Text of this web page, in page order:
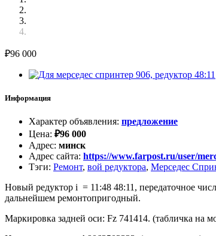
₽96 000
Информация
Характер объявления: предложение
Цена: ₽96 000
Адрес: минск
Адрес сайта: https://www.farpost.ru/user/
Тэги: Ремонт, вой редуктора, Мерседес
Новый редуктор i = 11:48 48:11, передаточное
дальнейшем ремонтопригодный.
Маркировка задней оси: Fz 741414. (табличка на